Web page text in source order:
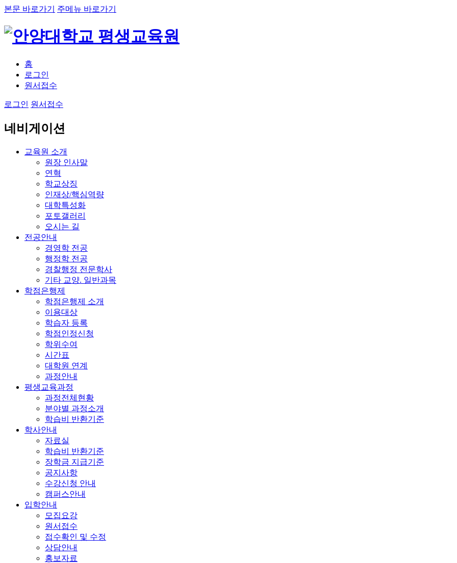
본문 바로가기 주메뉴 바로가기
홈
로그인
원서접수
로그인 원서접수
네비게이션
교육원 소개
원장 인사말
연혁
학교상징
인재상/핵심역량
대학특성화
포토갤러리
오시는 길
전공안내
경영학 전공
행정학 전공
경찰행정 전문학사
기타 교양. 일반과목
학점은행제
학점은행제 소개
이용대상
학습자 등록
학점인정신청
학위수여
시간표
대학원 연계
과정안내
평생교육과정
과정전체현황
분야별 과정소개
학습비 반환기준
학사안내
자료실
학습비 반환기준
장학금 지급기준
공지사항
수강신청 안내
캠퍼스안내
입학안내
모집요강
원서접수
접수확인 및 수정
상담안내
홍보자료